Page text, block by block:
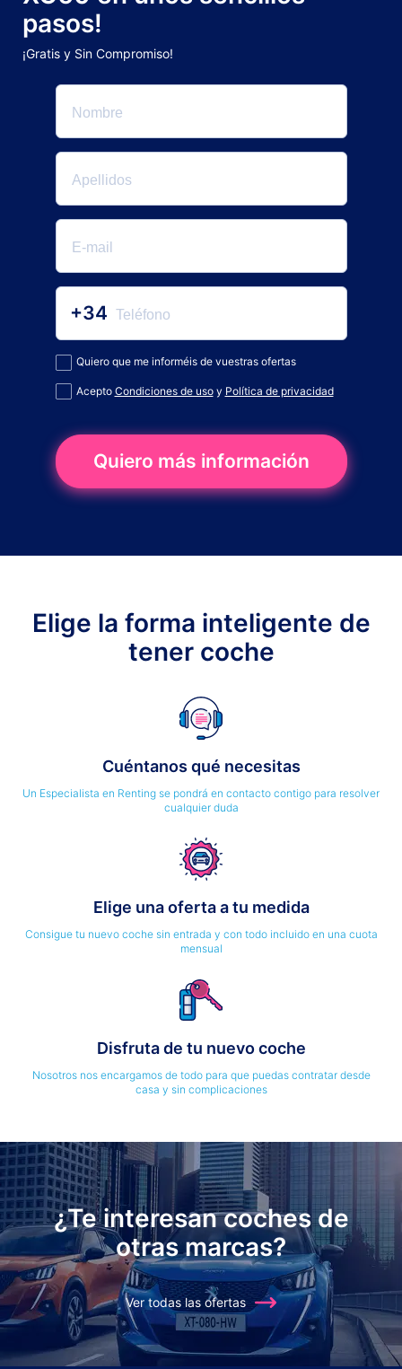
pasos!
¡Gratis y Sin Compromiso!
+34
Quiero que me informéis de vuestras ofertas
Acepto Condiciones de usoy Política de privacidad
Quiero más información
Elige la forma inteligente de
tener coche
Cuéntanos qué necesitas
Un Especialista en Renting se pondrá en contacto contigo para resolver
cualquier duda
Elige una oferta a tu medida
Consigue tu nuevo coche sin entrada y con todo incluido en una cuota
mensual
Disfruta de tu nuevo coche
Nosotros nos encargamos de todo para que puedas contratar desde
casa y sin complicaciones
¿Te interesan coches de
otras marcas?
Ver todas las ofertas